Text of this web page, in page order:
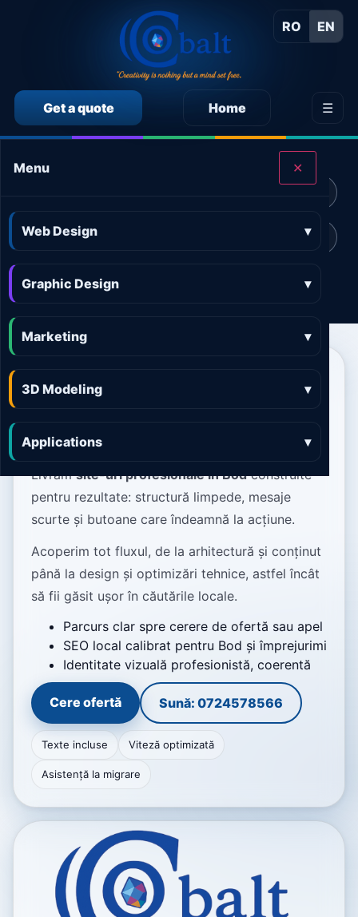
RO EN
Get a quote Home ☰
Menu ✕
Web Design ▾
Graphic Design ▾
Marketing ▾
3D Modeling ▾
Applications ▾
CALCULEAZĂ SINGUR PREȚUL SERVICIILOR
Calculator preț Marketing online Calculator preț 3D and AR
Calculator preț Aplicații
Web Design Bod pagini
performează
Livrămsite-uri profesionale în Bodconstruite
pentru rezultate: structură limpede, mesaje
scurte și butoane care îndeamnă la acțiune.
Acoperim tot fluxul, de la arhitectură și conținut
până la design și optimizări tehnice, astfel încât
să fii găsit ușor în căutările locale.
Parcurs clar spre cerere de ofertă sau apel
SEO local calibrat pentru Bod și împrejurimi
Identitate vizuală profesionistă, coerentă
Cere ofertă Sună: 0724578566
Texte incluse Viteză optimizată
Asistență la migrare